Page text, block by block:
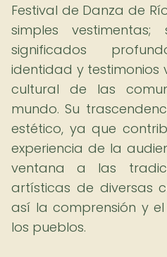
Festival de Danza de
simples
significados
identidad y testimonios
cultural de las
mundo. Su
estético, ya que
experiencia de la
ventana a las
artísticas de diversas
así la comprensión y
los pueblos.